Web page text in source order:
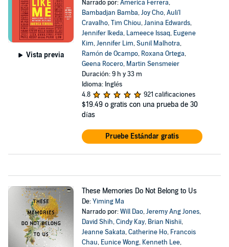
Vista previa
Narrado por:America Ferrera,
Bambadjan Bamba,Joy Cho,Auli'I
Cravalho,Tim Chiou,Janina Edwards,
Jennifer Ikeda, Lameece Issaq, Eugene
Kim,Jennifer Lim,Sunil Malhotra,
Ramón de Ocampo, Roxana Ortega,
Geena Rocero, Martin Sensmeier
Duración: 9 h y 33 m
Idioma: Inglés
4.8
921 calificaciones
$19.49 o gratis con una prueba de 30
días
Pruebe Estándar gratis
These Memories Do Not Belong to Us
De:Yiming Ma
Narrado por:Will Dao,Jeremy Ang Jones,
David Shih,Cindy Kay, Brian Nishii,
Jeanne Sakata,Catherine Ho, Francois
Chau, Eunice Wong, Kenneth Lee,